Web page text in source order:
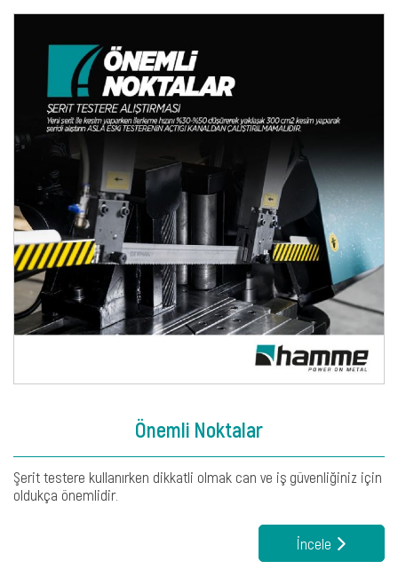
Önemli Noktalar
Şerit testere kullanırken dikkatli olmak can ve iş güvenliğiniz için
oldukça önemlidir.
İncele